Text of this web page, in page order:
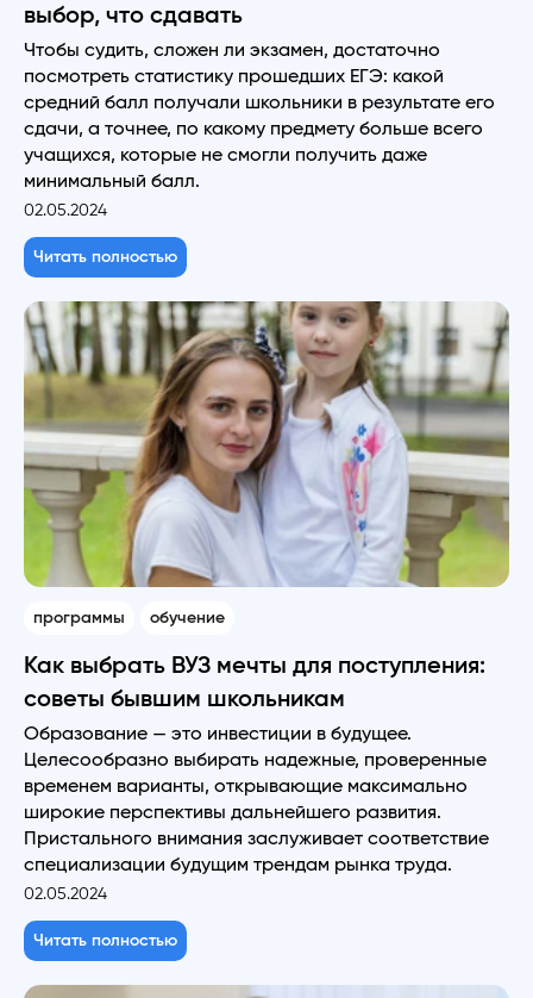
выбор, что сдавать
Чтобы судить, сложен ли экзамен, достаточно
посмотреть статистику прошедших ЕГЭ: какой
средний балл получали школьники в результате его
сдачи, а точнее, по какому предмету больше всего
учащихся, которые не смогли получить даже
минимальный балл.
02.05.2024
Читать полностью
программы обучение
Как выбрать ВУЗ мечты для поступления:
советы бывшим школьникам
Образование — это инвестиции в будущее.
Целесообразно выбирать надежные, проверенные
временем варианты, открывающие максимально
широкие перспективы дальнейшего развития.
Пристального внимания заслуживает соответствие
специализации будущим трендам рынка труда.
02.05.2024
Читать полностью